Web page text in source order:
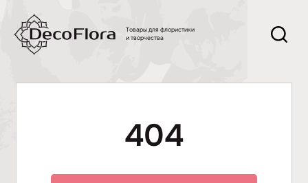
Товары для флористики
и творчества
404